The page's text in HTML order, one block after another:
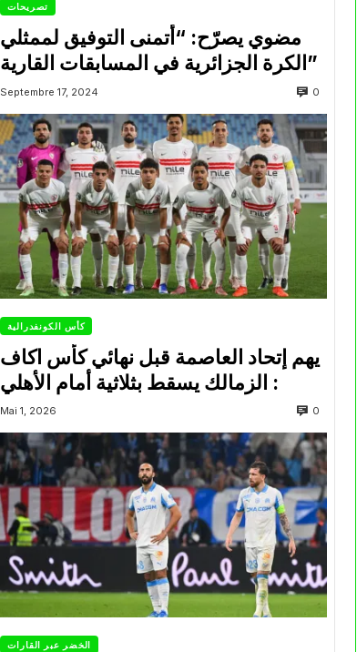
تصريحات
مضوي يصرّح: “أتمنى التوفيق لممثلي
الكرة الجزائرية في المسابقات القارية”
Septembre 17, 2024 0
كأس الكونفدرالية
يهم إتحاد العاصمة قبل نهائي كأس اكاف
Mai 1, 2026 0
الخضر عبر القارات